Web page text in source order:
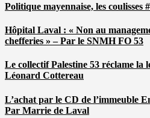
Politique mayennaise, les
Hôpital Laval : « Non au
chefferies » – Par le SNMH FO 53
Le collectif Palestine 53 réclame la
Léonard Cottereau
L’achat par le CD de l’immeuble
Par Marrie de Laval